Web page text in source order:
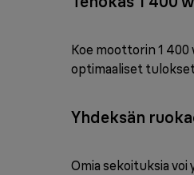
Koe moottorin 1
optimaaliset
Yhdeksän
Omia sekoituksia voi